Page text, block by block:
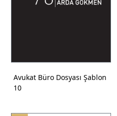
Avukat Büro Dosyası Şablon
10